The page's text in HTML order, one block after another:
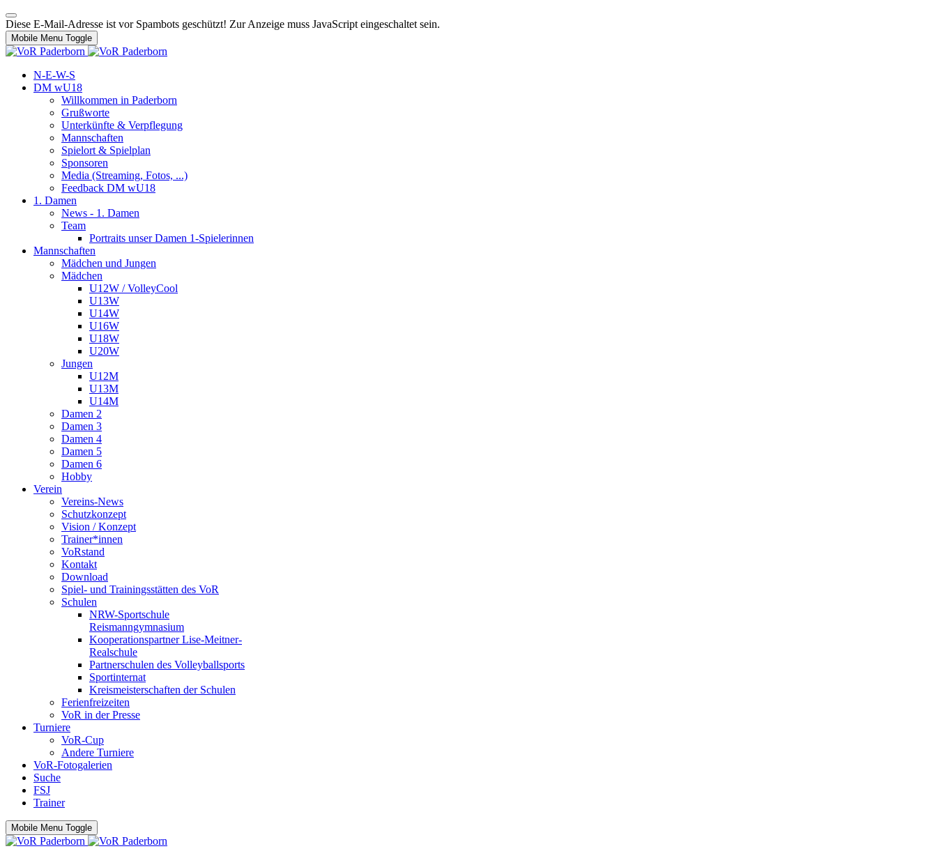
Diese E-Mail-Adresse ist vor Spambots geschützt! Zur Anzeige muss JavaScript eingeschaltet sein.
Mobile Menu Toggle
N-E-W-S
DM wU18
Willkommen in Paderborn
Grußworte
Unterkünfte & Verpflegung
Mannschaften
Spielort & Spielplan
Sponsoren
Media (Streaming, Fotos, ...)
Feedback DM wU18
1. Damen
News - 1. Damen
Team
Portraits unser Damen 1-Spielerinnen
Mannschaften
Mädchen und Jungen
Mädchen
U12W / VolleyCool
U13W
U14W
U16W
U18W
U20W
Jungen
U12M
U13M
U14M
Damen 2
Damen 3
Damen 4
Damen 5
Damen 6
Hobby
Verein
Vereins-News
Schutzkonzept
Vision / Konzept
Trainer*innen
VoRstand
Kontakt
Download
Spiel- und Trainingsstätten des VoR
Schulen
NRW-Sportschule
Reismanngymnasium
Kooperationspartner Lise-Meitner-
Realschule
Partnerschulen des Volleyballsports
Sportinternat
Kreismeisterschaften der Schulen
Ferienfreizeiten
VoR in der Presse
Turniere
VoR-Cup
Andere Turniere
VoR-Fotogalerien
Suche
FSJ
Trainer
Mobile Menu Toggle